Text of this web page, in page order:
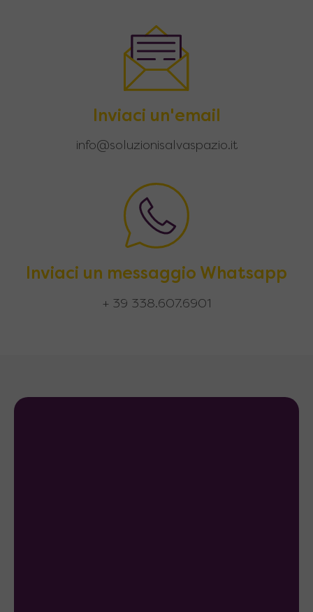
Inviaci un'email
info@soluzionisalvaspazio.it
Inviaci un messaggio Whatsapp
+ 39 338.607.6901